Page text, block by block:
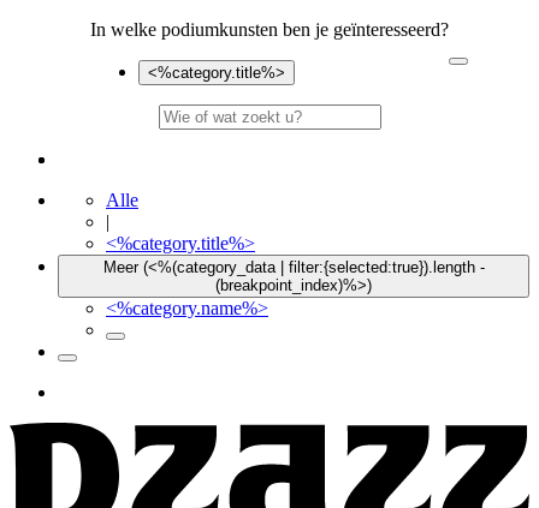
In welke podiumkunsten ben je geïnteresseerd?
<%category.title%>
Alle
|
<%category.title%>
Meer (<%(category_data | filter:{selected:true}).length -
(breakpoint_index)%>)
<%category.name%>